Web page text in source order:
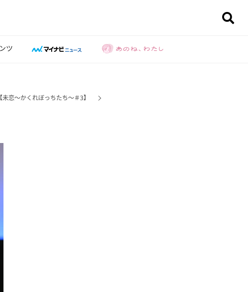
ツ
恋～かくれぼっちたち～＃3】